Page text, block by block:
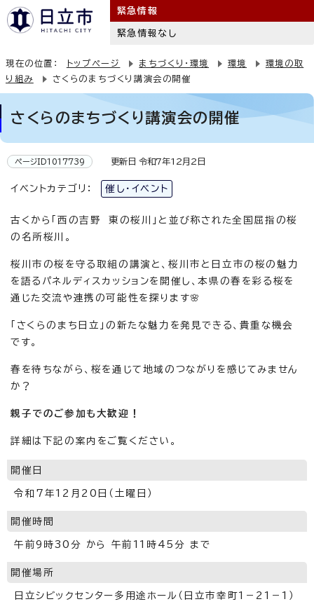
緊急情報
緊急情報なし
現在の位置： トップページ まちづくり・環境 環境
環境の取
り組み
さくらのまちづくり講演会の開催
さくらのまちづくり講演会の開催
ページID1017739 更新日 令和7年12月2日
イベントカテゴリ： 催し・イベント
古くから「西の吉野 東の桜川」と並び称された全国屈指の桜
の名所桜川。
桜川市の桜を守る取組の講演と、桜川市と日立市の桜の魅力
を語るパネルディスカッションを開催し、本県の春を彩る桜を
通じた交流や連携の可能性を探ります🌸
「さくらのまち日立」の新たな魅力を発見できる、貴重な機会
です。
春を待ちながら、桜を通じて地域のつながりを感じてみません
か？
親子でのご参加も大歓迎！
詳細は下記の案内をご覧ください。
開催日
令和7年12月20日（土曜日）
開催時間
午前9時30分 から 午前11時45分 まで
開催場所
日立シビックセンター多用途ホール（日立市幸町1－21－1）